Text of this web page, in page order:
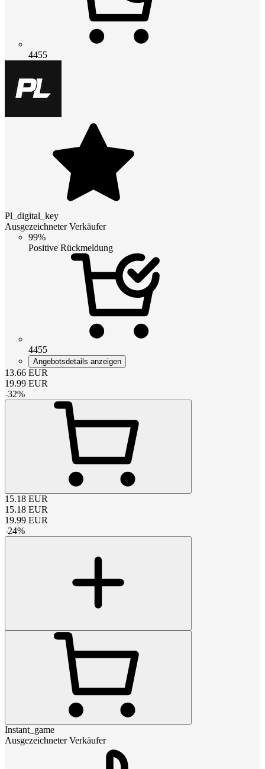
4455
Pl_digital_key
Ausgezeichneter Verkäufer
99%
Positive Rückmeldung
4455
Angebotsdetails anzeigen
13.66 EUR
19.99 EUR
-32%
15.18 EUR
15.18 EUR
19.99 EUR
-24%
Instant_game
Ausgezeichneter Verkäufer